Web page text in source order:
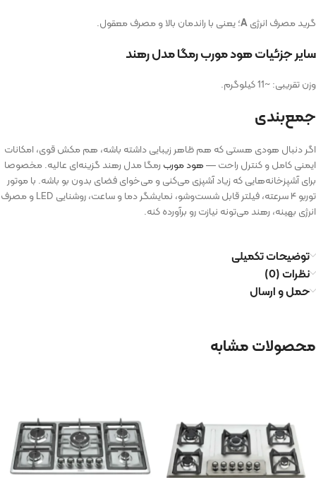
گرید مصرف انرژیA؛ یعنی با راندمان بالا و مصرف معقول.
سایر جزئیات هود مورب رمگا مدل رهند
وزن تقریبی: ~11 کیلوگرم.
جمع‌بندی
اگر دنبال هودی هستی که هم ظاهر زیبایی داشته باشه، هم مکش قوی، امکانات
ایمنی کامل و کنترل راحت —هود مورب رمگا مدل رهند گزینه‌ای عالیه. مخصوصا
برای آشپزخانه‌هایی که زیاد آشپزی می‌کنی و می‌خوای فضای بدون بو باشه. با موتور
توربو ۴ سرعته، فیلتر قابل شست‌وشو، نمایشگر دما و ساعت، روشنایی LED و مصرف
انرژی بهینه، رهند می‌تونه نیازت رو برآورده کنه.
توضیحات تکمیلی
نظرات (0)
حمل و ارسال
محصولات مشابه